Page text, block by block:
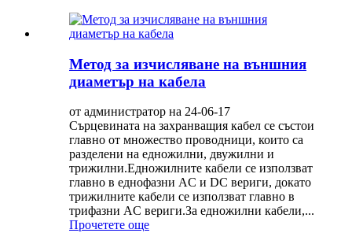
Метод за изчисляване на външния
диаметър на кабела
от администратор на 24-06-17
Сърцевината на захранващия кабел се състои
главно от множество проводници, които са
разделени на едножилни, двужилни и
трижилни.Едножилните кабели се използват
главно в еднофазни AC и DC вериги, докато
трижилните кабели се използват главно в
трифазни AC вериги.За едножилни кабели,...
Прочетете още